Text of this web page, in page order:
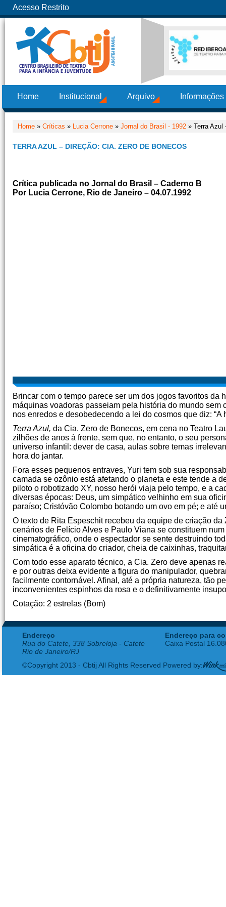
Acesso Restrito
Home Institucional Arquivo
Home » Críticas » Lucia Cerrone » Jornal do Brasil - 1992 » Terra Azul
TERRA AZUL – DIREÇÃO: CIA. ZERO DE BONECOS
Crítica publicada no Jornal do Brasil – Caderno B
Por Lucia Cerrone, Rio de Janeiro – 04.07.1992
Brincar com o tempo parece ser um dos jogos favoritos
máquinas voadoras passeiam pela história do mundo
nos enredos e desobedecendo a lei do cosmos que diz: “A
Terra Azul, da Cia. Zero de Bonecos, em cena no Teatro
zilhões de anos à frente, sem que, no entanto, o seu
universo infantil: dever de casa, aulas sobre temas
hora do jantar.
Fora esses pequenos entraves, Yuri tem sob sua
camada se ozônio está afetando o planeta e este tende a
piloto o robotizado XY, nosso herói viaja pelo tempo, e a
diversas épocas: Deus, um simpático velhinho em sua
paraíso; Cristóvão Colombo botando um ovo em pé; e até
O texto de Rita Espeschit recebeu da equipe de criação
cenários de Felício Alves e Paulo Viana se constituem
cinematográfico, onde o espectador se sente destruindo
simpática é a oficina do criador, cheia de caixinhas,
Com todo esse aparato técnico, a Cia. Zero deve apenas
e por outras deixa evidente a figura do manipulador,
facilmente contornável. Afinal, até a própria natureza, tão
inconvenientes espinhos da rosa e o definitivamente
Cotação: 2 estrelas (Bom)
Endereço
Rua do Catete, 338 Sobreloja - Catete
Rio de Janeiro/RJ
Endereço para
Caixa Postal
©Copyright 2013 - Cbtij All Rights Reserved Powered by: